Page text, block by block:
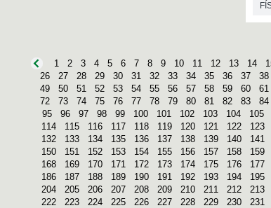
1 2 3 4 5 6 7 8 9 10 11 12 13 14
26
27 28 29 30 31 32 33 34 35 36 37 38
49
50 51 52 53 54 55 56 57 58 59 60 61
72
73 74 75 76 77 78 79 80 81 82 83 84
95
96 97 98 99 100 101 102 103 104 105
114
115 116 117 118 119 120 121 122 123
132
133 134 135 136 137 138 139 140 141
150
151 152 153 154 155 156 157 158 159
168
169 170 171 172 173 174 175 176 177
186
187 188 189 190 191 192 193 194 195
204
205 206 207 208 209 210 211 212 213
222
223 224 225 226 227 228 229 230 231